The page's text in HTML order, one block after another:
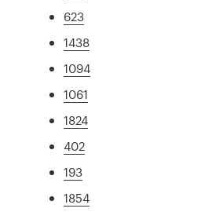
623
1438
1094
1061
1824
402
193
1854